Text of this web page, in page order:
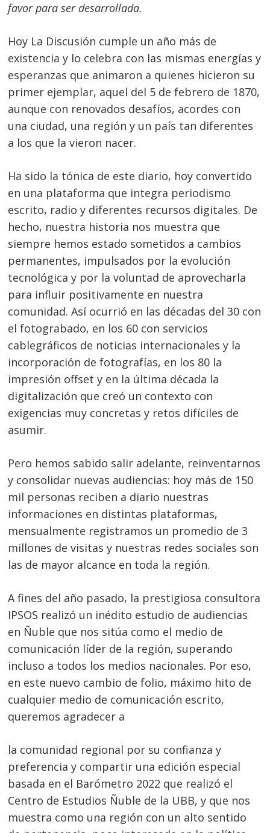
favor para ser desarrollada.
Hoy La Discusión cumple un año más de
existencia y lo celebra con las mismas energías y
esperanzas que animaron a quienes hicieron su
primer ejemplar, aquel del 5 de febrero de 1870,
aunque con renovados desafíos, acordes con
una ciudad, una región y un país tan diferentes
a los que la vieron nacer.
Ha sido la tónica de este diario, hoy convertido
en una plataforma que integra periodismo
escrito, radio y diferentes recursos digitales. De
hecho, nuestra historia nos muestra que
siempre hemos estado sometidos a cambios
permanentes, impulsados por la evolución
tecnológica y por la voluntad de aprovecharla
para influir positivamente en nuestra
comunidad. Así ocurrió en las décadas del 30 con
el fotograbado, en los 60 con servicios
cablegráficos de noticias internacionales y la
incorporación de fotografías, en los 80 la
impresión offset y en la última década la
digitalización que creó un contexto con
exigencias muy concretas y retos difíciles de
asumir.
Pero hemos sabido salir adelante, reinventarnos
y consolidar nuevas audiencias: hoy más de 150
mil personas reciben a diario nuestras
informaciones en distintas plataformas,
mensualmente registramos un promedio de 3
millones de visitas y nuestras redes sociales son
las de mayor alcance en toda la región.
A fines del año pasado, la prestigiosa consultora
IPSOS realizó un inédito estudio de audiencias
en Ñuble que nos sitúa como el medio de
comunicación líder de la región, superando
incluso a todos los medios nacionales. Por eso,
en este nuevo cambio de folio, máximo hito de
cualquier medio de comunicación escrito,
queremos agradecer a
la comunidad regional por su confianza y
preferencia y compartir una edición especial
basada en el Barómetro 2022 que realizó el
Centro de Estudios Ñuble de la UBB, y que nos
muestra como una región con un alto sentido
Navegación
de
entradas